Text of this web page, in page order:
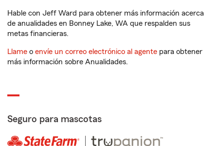
Hable con Jeff Ward para obtener más información acerca
de anualidades en Bonney Lake, WA que respalden sus
metas financieras.
Llame o envíe un correo electrónico al agente para obtener
más información sobre Anualidades.
Seguro para mascotas